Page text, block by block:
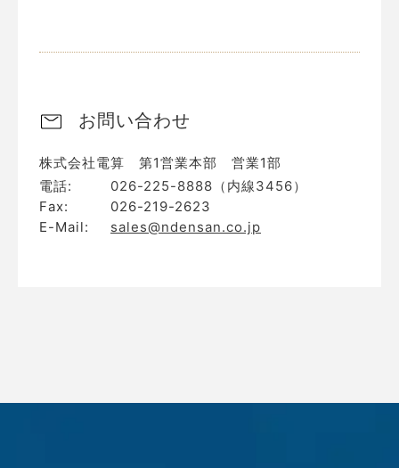
お問い合わせ
株式会社電算 第1営業本部 営業1部
電話:
026-225-8888（内線3456）
Fax:
026-219-2623
E-Mail:
sales@ndensan.co.jp